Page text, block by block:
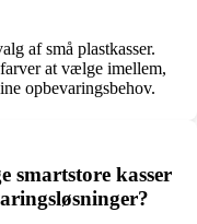
af små plastkasser.
at vælge imellem,
opbevaringsbehov.
smartstore kasser